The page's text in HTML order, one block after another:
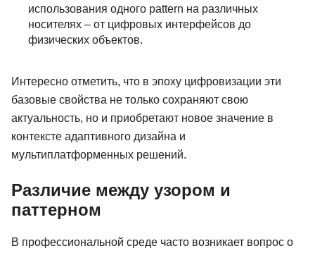
использования одного pattern на различных
носителях – от цифровых интерфейсов до
физических объектов.
Интересно отметить, что в эпоху цифровизации эти
базовые свойства не только сохраняют свою
актуальность, но и приобретают новое значение в
контексте адаптивного дизайна и
мультиплатформенных решений.
Различие между узором и
паттерном
В профессиональной среде часто возникает вопрос о